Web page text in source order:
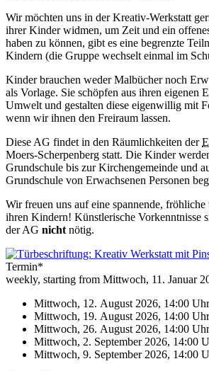
Wir möchten uns in der Kreativ-Werkstatt
ihrer Kinder widmen, um Zeit und ein
haben zu können, gibt es eine begrenzte
Kindern (die Gruppe wechselt einmal im
Kinder brauchen weder Malbücher noch
als Vorlage. Sie schöpfen aus ihren eigenen
Umwelt und gestalten diese eigenwillig mit
wenn wir ihnen den Freiraum lassen.
Diese AG findet in den Räumlichkeiten der
Moers-Scherpenberg statt. Die Kinder
Grundschule bis zur Kirchengemeinde und
Grundschule von Erwachsenen Personen
Wir freuen uns auf eine spannende,
ihren Kindern! Künstlerische Vorkenntnisse
der AG nicht nötig.
Termin*
weekly, starting from Mittwoch, 11. Januar
Mittwoch, 12. August 2026, 14:00 Uhr
Mittwoch, 19. August 2026, 14:00 Uhr
Mittwoch, 26. August 2026, 14:00 Uhr
Mittwoch, 2. September 2026, 14:00
Mittwoch, 9. September 2026, 14:00